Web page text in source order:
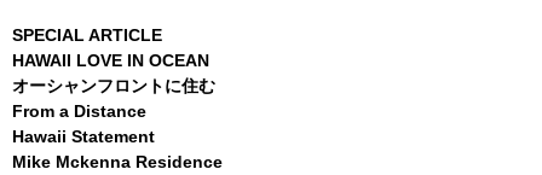
SPECIAL ARTICLE
HAWAII LOVE IN OCEAN
オーシャンフロントに住む
From a Distance
Hawaii Statement
Mike Mckenna Residence